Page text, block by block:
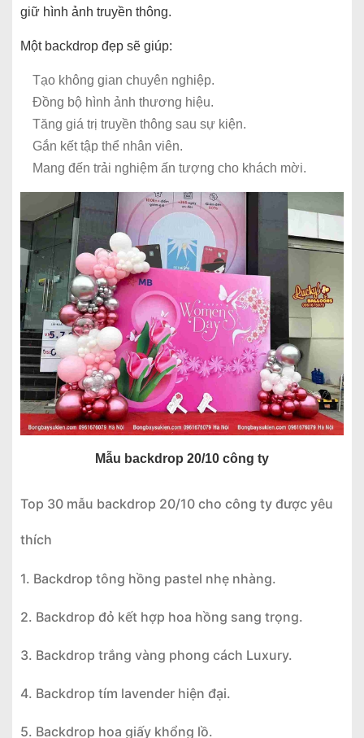
giữ hình ảnh truyền thông.
Một backdrop đẹp sẽ giúp:
Tạo không gian chuyên nghiệp.
Đồng bộ hình ảnh thương hiệu.
Tăng giá trị truyền thông sau sự kiện.
Gắn kết tập thể nhân viên.
Mang đến trải nghiệm ấn tượng cho khách mời.
Mẫu backdrop 20/10 công ty
Top 30 mẫu backdrop 20/10 cho công ty được yêu
thích
1. Backdrop tông hồng pastel nhẹ nhàng.
2. Backdrop đỏ kết hợp hoa hồng sang trọng.
3. Backdrop trắng vàng phong cách Luxury.
4. Backdrop tím lavender hiện đại.
5. Backdrop hoa giấy khổng lồ.